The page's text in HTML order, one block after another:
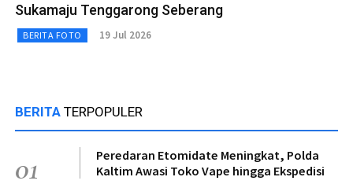
Sukamaju Tenggarong Seberang
BERITA FOTO 19 Jul 2026
BERITA TERPOPULER
01
Peredaran Etomidate Meningkat, Polda
Kaltim Awasi Toko Vape hingga Ekspedisi